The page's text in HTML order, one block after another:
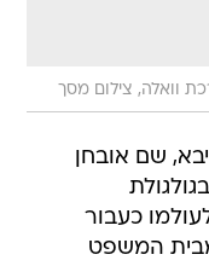
וואלה, צילום מסך
שם אובחן
כעבור
המשפט